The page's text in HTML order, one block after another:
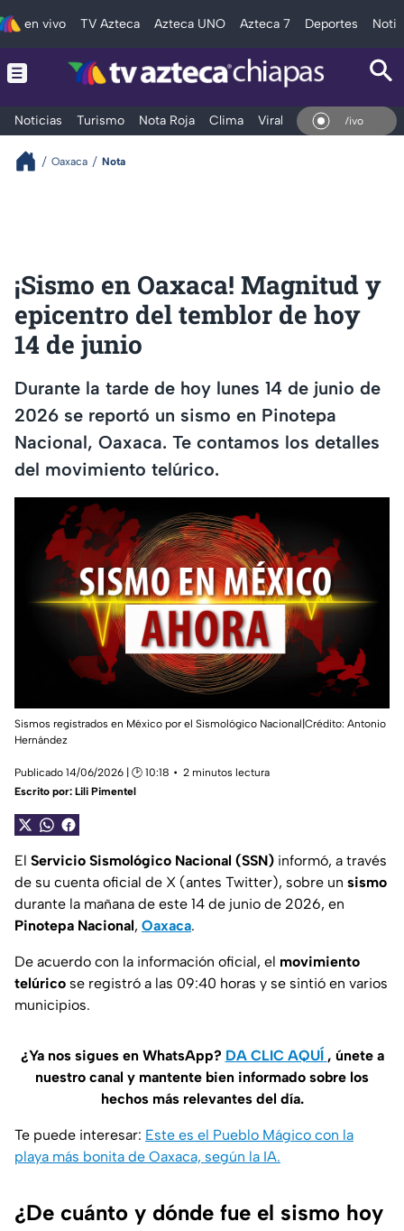
en vivo TV Azteca Azteca UNO Azteca 7 Deportes
Noticias Turismo Nota Roja Clima Viral y Tendencia
En Vivo
Oaxaca Nota
¡Sismo en Oaxaca! Magnitud y
epicentro del temblor de hoy
14 de junio
Durante la tarde de hoy lunes 14 de junio de
2026 se reportó un sismo en Pinotepa
Nacional, Oaxaca. Te contamos los detalles
del movimiento telúrico.
Sismos registrados en México por el Sismológico Nacional|Crédito: Antonio
Hernández
Publicado 14/06/2026 | 🕑 10:18
2 minutos lectura
Escrito por: Lili Pimentel
El Servicio Sismológico Nacional (SSN) informó, a través
de su cuenta oficial de X (antes Twitter), sobre un sismo
durante la mañana de este 14 de junio de 2026, en
Pinotepa Nacional, Oaxaca.
De acuerdo con la información oficial, el movimiento
telúrico se registró a las 09:40 horas y se sintió en varios
municipios.
¿Ya nos sigues en WhatsApp? DA CLIC AQUÍ , únete a
nuestro canal y mantente bien informado sobre los
hechos más relevantes del día.
Te puede interesar: Este es el Pueblo Mágico con la
playa más bonita de Oaxaca, según la IA.
¿De cuánto y dónde fue el sismo hoy